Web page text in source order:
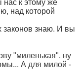
нас к этому же
над которой
законов знаю. И вы
"миленькая", ну
А для милой -